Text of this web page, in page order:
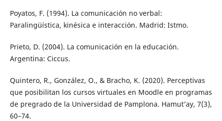
Poyatos, F. (1994). La comunicación no verbal:
Paralingüística, kinésica e interacción. Madrid: Istmo.
Prieto, D. (2004). La comunicación en la educación.
Argentina: Ciccus.
Quintero, R., González, O., & Bracho, K. (2020). Perceptivas
que posibilitan los cursos virtuales en Moodle en programas
de pregrado de la Universidad de Pamplona. Hamut’ay, 7(3),
60–74.